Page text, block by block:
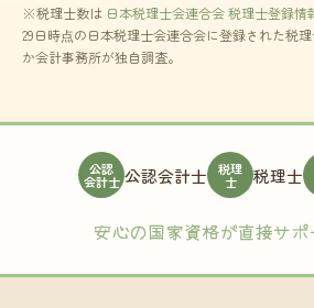
※税理士数は 日本税理士会連合会 税理士登録情
29日時点の日本税理士会連合会に登録された税
か会計事務所が独自調査。
公認
会計士 公認会計士 税理
士 税理士
安心の国家資格が直接サ